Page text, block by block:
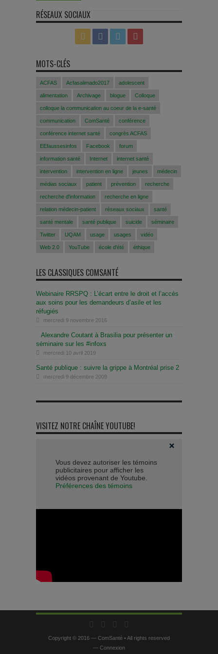
RÉSEAUX SOCIAUX
MOTS-CLÉS
ACFAS Acfasalimado2017 adolescent
alimentation Archivage blogue Colloque
colloque la communication au coeur de la e-santé
communication ComSanté conférence
conférence internet santé congrès ACFAS
EEfaussesinfos Facebook forum
information santé Internet internet santé
intervention intervention en ligne jeunes médecin
médias sociaux patient prévention recherche
recherche d'information recherche en ligne
relation médecin-patient réseaux sociaux santé
santé mentale santé publique suicide séminaire
Twitter UQAM usage usages vidéo
Web 2.0 YouTube école d'été éthique
LES CLASSIQUES COMSANTÉ
Webinaire RRSPQ : L’écart entre le droit et l’accès
aux soins pour les demandeurs d’asile et les
réfugiés
mercredi 9 novembre 2016
Alexandre Coutant à Brasilia pour présenter un
séminaire sur les #infoxs
mercredi 10 avril 2019
Santé publique : suivre la grippe à Montréal prise 2
mercredi 9 décembre 2009
VISITEZ NOTRE CHAÎNE YOUTUBE!
Vous devez autoriser les témoins
publicitaires pour afficher les
vidéos provenant de Youtube.
Préférences des témoins
Copyright © 2016 — ComSanté • All rights reserved
— Connexion